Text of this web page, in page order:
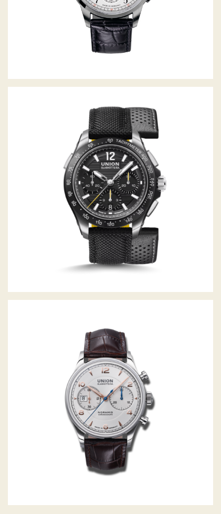
BELISAR CHRONOGRAPH SPORT
NORAMIS CHRONOGRAPH